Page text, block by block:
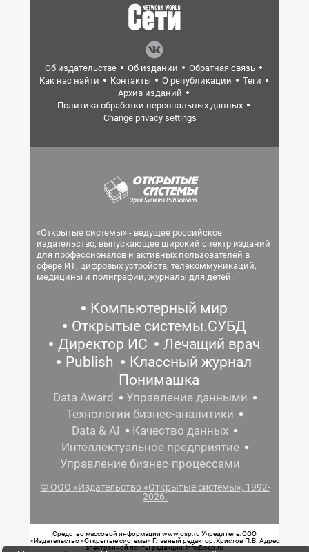
Об издательстве Об издании
Обратная связь
Как нас найти
Контакты О републикации
Теги
Архив изданий
Политика обработки персональных данных
Change privacy settings
«Открытые системы» - ведущее российское
издательство, выпускающее широкий спектр изданий
для профессионалов и активных пользователей в
сфере ИТ, цифровых устройств, телекоммуникаций,
медицины и полиграфии, журналы для детей.
Компьютерный мир
Открытые системы.СУБД
Директор ИС
Лечащий врач
Publish
Классный журнал
Понимашка
Data Award
Управление данными
Технологии бизнес-аналитики
Data & AI
Качество данных
Интеллектуальное предприятие
Управление бизнес-процессами
© ООО «Издательство «Открытые системы», 1992-
2026.
Средство массовой информации www.osp.ru Учредитель: ООО
«Издательство «Открытые системы» Главный редактор: Христов П.В. Адрес
электронной почты редакции: info@osp.ru